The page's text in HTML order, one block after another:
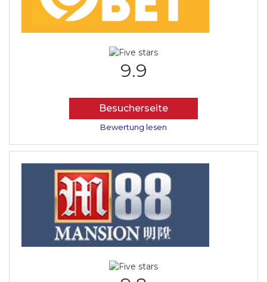
9.9
Besucherseite
Bewertung lesen